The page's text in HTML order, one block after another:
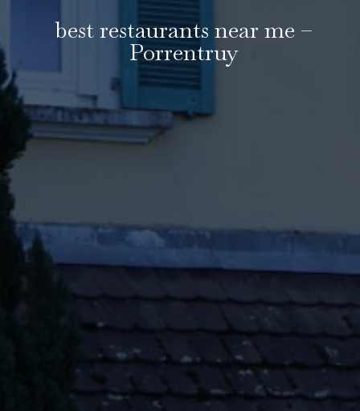
best restaurants near me –
Porrentruy